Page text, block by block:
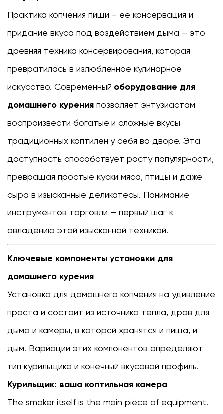
курение
в
домашних
становится
все
более
2
Ключевые
компоненты
для
домашнего
курения
Курильщик:
ваша
коптильная
камера
тепла:
разжигание
Основные
аксессуары
копчения
Практика копчения пищи – ее консервация и
придание вкуса под воздействием дыма – это
древняя техника консервирования, которая
превратилась в излюбленное кулинарное
искусство. Современный оборудование для
домашнего курения позволяет энтузиастам
воспроизвести богатые и сложные вкусы
традиционных коптилен у себя во дворе. Эта
доступность способствует росту популярности,
превращая простые куски мяса, птицы и даже
сыра в изысканные деликатесы. Понимание
инструментов торговли — первый шаг к
овладению этой изысканной техникой.
Ключевые компоненты установки для
домашнего курения
Установка для домашнего копчения на удивление
проста и состоит из источника тепла, дров для
дыма и камеры, в которой хранятся и пища, и
дым. Вариации этих компонентов определяют
тип курильщика и конечный вкусовой профиль.
Курильщик: ваша коптильная камера
The smoker itself is the main piece of equipment.